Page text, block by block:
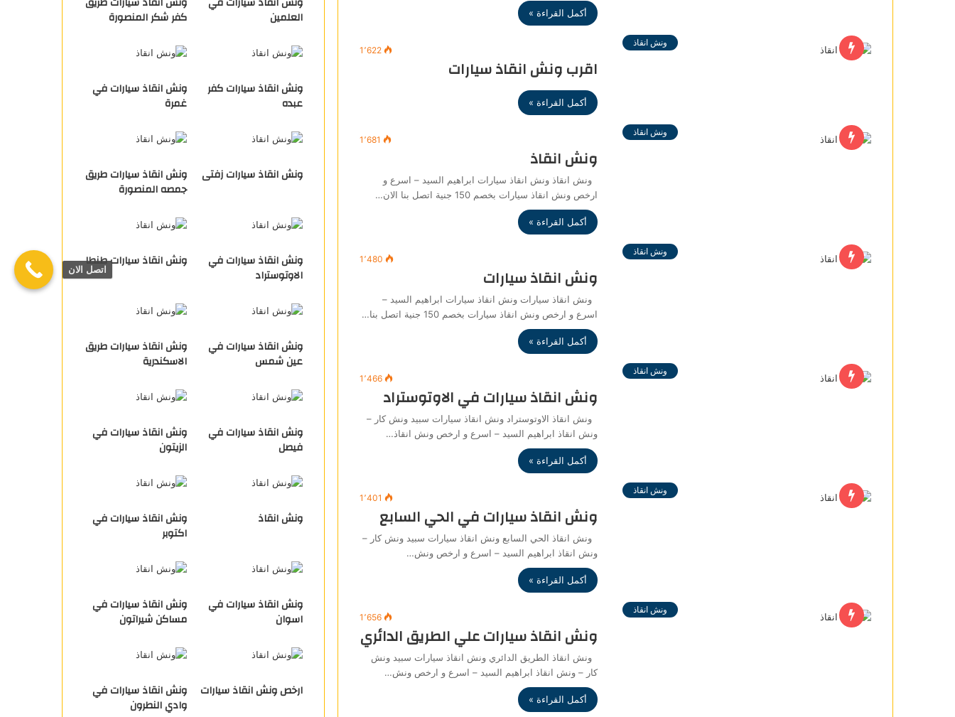
أكمل القراءة »
ونش انقاذ
1٬622
اقرب ونش انقاذ سيارات
أكمل القراءة »
ونش انقاذ
1٬681
ونش انقاذ
ونش انقاذ ونش انقاذ سيارات ابراهيم السيد – اسرع و
ارخص ونش انقاذ سيارات بخصم 150 جنية اتصل بنا الان…
أكمل القراءة »
ونش انقاذ
1٬480
ونش انقاذ سيارات
ونش انقاذ سيارات ونش انقاذ سيارات ابراهيم السيد –
اسرع و ارخص ونش انقاذ سيارات بخصم 150 جنية اتصل بنا…
أكمل القراءة »
ونش انقاذ
1٬466
ونش انقاذ سيارات في الاوتوستراد
ونش انقاذ الاوتوستراد ونش انقاذ سيارات سبيد ونش كار –
ونش انقاذ ابراهيم السيد – اسرع و ارخص ونش انقاذ…
أكمل القراءة »
ونش انقاذ
1٬401
ونش انقاذ سيارات في الحي السابع
ونش انقاذ الحي السابع ونش انقاذ سيارات سبيد ونش كار –
ونش انقاذ ابراهيم السيد – اسرع و ارخص ونش…
أكمل القراءة »
ونش انقاذ
1٬656
ونش انقاذ سيارات علي الطريق الدائري
ونش انقاذ الطريق الدائري ونش انقاذ سيارات سبيد ونش
كار – ونش انقاذ ابراهيم السيد – اسرع و ارخص ونش…
أكمل القراءة »
العلمين
كفر شكر المنصورة
ونش انقاذ سيارات كفر
عبده
ونش انقاذ سيارات في
غمرة
ونش انقاذ سيارات زفتى
ونش انقاذ سيارات طريق
جمصه المنصورة
ونش انقاذ سيارات في
الاوتوستراد
ونش انقاذ سيارات طنطا
ونش انقاذ سيارات في
عين شمس
ونش انقاذ سيارات طريق
الاسكندرية
ونش انقاذ سيارات في
فيصل
ونش انقاذ سيارات في
الزيتون
ونش انقاذ
ونش انقاذ سيارات في
اكتوبر
ونش انقاذ سيارات في
اسوان
ونش انقاذ سيارات في
مساكن شيراتون
ارخص ونش انقاذ سيارات
ونش انقاذ سيارات في
وادي النطرون
اتصل الان